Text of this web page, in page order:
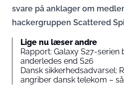
svare på anklager om
hackergruppen Scattered
Lige nu læser andre
Rapport: Galaxy S27-
anderledes end S26
Dansk sikkerhedsadvarsel:
angriber dansk telekom –